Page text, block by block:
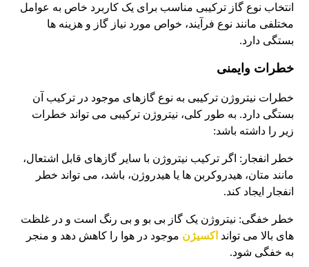
انتخاب نوع گاز ترکیبی مناسب برای یک کاربرد خاص به عوامل
مختلفی مانند نوع فرآیند، خواص مورد نیاز گاز و هزینه ها
بستگی دارد.
خطرات وایمنی
خطرات نیتروژن ترکیبی به نوع گازهای موجود در ترکیب آن
بستگی دارد. به طور کلی، نیتروژن ترکیبی می تواند خطرات
زیر را داشته باشد:
خطر انفجار: اگر ترکیب نیتروژن با سایر گازهای قابل اشتعال،
مانند متان، هیدروکربن ها یا هیدروژن، باشد، می تواند خطر
انفجار ایجاد کند.
خطر خفگی: نیتروژن یک گاز بی بو و بی رنگ است و در غلظت
های بالا می تواند اکسیژن موجود در هوا را کاهش دهد و منجر
به خفگی شود.